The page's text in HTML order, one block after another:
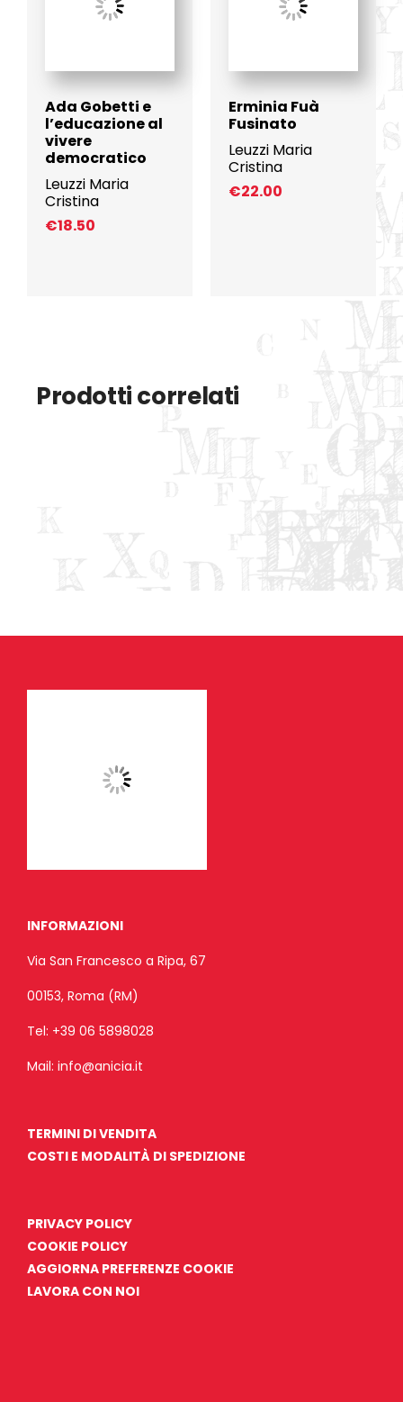
Ada Gobetti e
l’educazione al
vivere
democratico
Leuzzi Maria
Cristina
€18.50
Erminia Fuà
Fusinato
Leuzzi Maria
Cristina
€22.00
Prodotti correlati
INFORMAZIONI
Via San Francesco a Ripa, 67
00153, Roma (RM)
Tel: +39 06 5898028
Mail: info@anicia.it
TERMINI DI VENDITA
COSTI E MODALITÀ DI SPEDIZIONE
PRIVACY POLICY
COOKIE POLICY
AGGIORNA PREFERENZE COOKIE
LAVORA CON NOI